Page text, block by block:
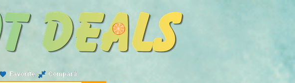
Favorite Compară